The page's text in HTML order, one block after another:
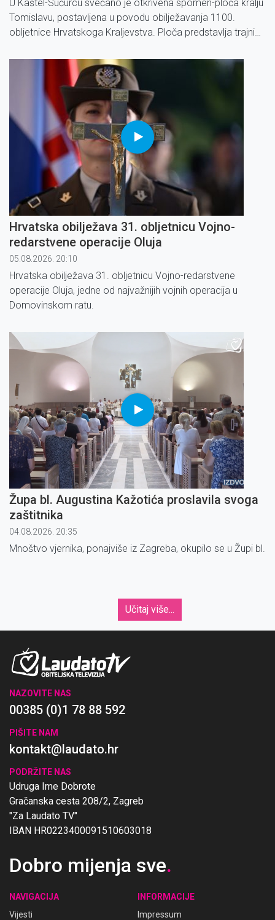
U Kaštel-Sućurcu svečano je otkrivena spomen-ploča kralju
Tomislavu, postavljena u povodu obilježavanja 1100.
obljetnice Hrvatskoga Kraljevstva. Ploča predstavlja trajni
povijesnu baštinu Kaštel-Sućurca i Kaštela.
Hrvatska obilježava 31. obljetnicu Vojno-
redarstvene operacije Oluja
05.08.2026. 20:10
Hrvatska obilježava 31. obljetnicu Vojno-redarstvene
operacije Oluja, jedne od najvažnijih vojnih operacija u
Domovinskom ratu.
Župa bl. Augustina Kažotića proslavila svoga
zaštitnika
04.08.2026. 20:35
Mnoštvo vjernika, ponajviše iz Zagreba, okupilo se u Župi bl.
Učitaj više...
NAZOVITE NAS
00385 (0)1 78 88 592
PIŠITE NAM
kontakt@laudato.hr
PODRŽITE NAS
Udruga Ime Dobrote
Gračanska cesta 208/2, Zagreb
"Za Laudato TV"
IBAN HR0223400091510603018
Dobro mijenja sve.
NAVIGACIJA
Vijesti
INFORMACIJE
Impressum